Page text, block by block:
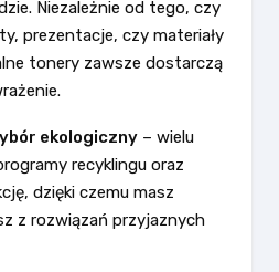
Niezależnie od tego, czy
prezentacje, czy materiały
tonery zawsze dostarczą
ekologiczny – wielu
recyklingu oraz
dzięki czemu masz
z rozwiązań przyjaznych